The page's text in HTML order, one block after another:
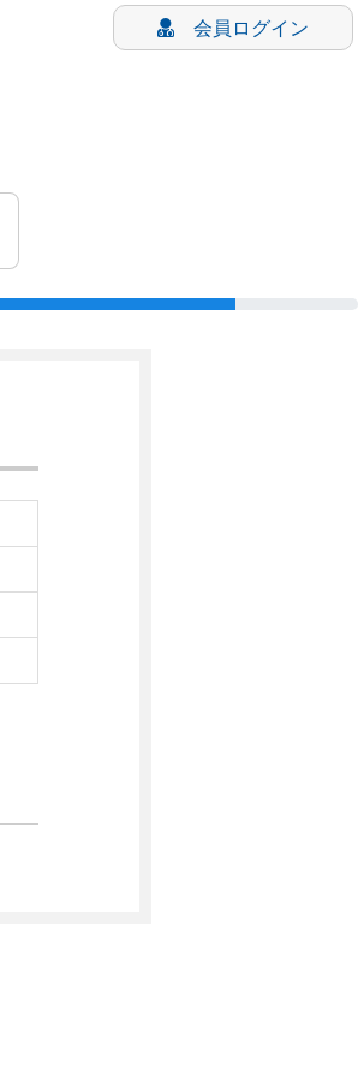
会員ログイン